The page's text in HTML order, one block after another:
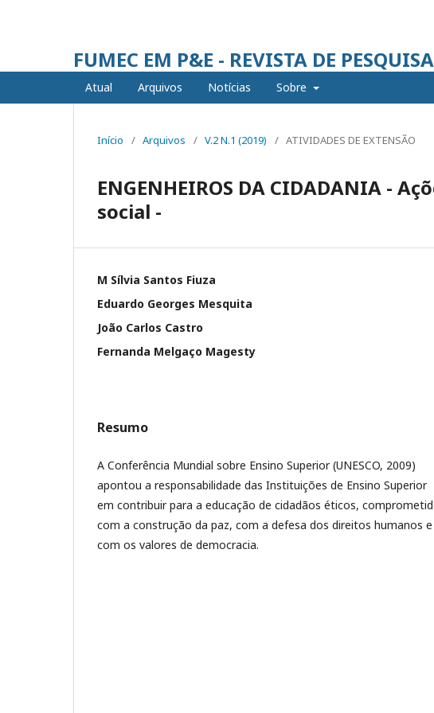
FUMEC EM P&E - REVISTA DE
Atual Arquivos Notícias Sobre
Início / Arquivos / V.2 N.1 (2019) / ATIVIDADES DE EXTENSÃO
ENGENHEIROS DA CIDADANIA -
social -
M Sílvia Santos Fiuza
Eduardo Georges Mesquita
João Carlos Castro
Fernanda Melgaço Magesty
Resumo
A Conferência Mundial sobre Ensino Superior (UNESCO, 2009)
apontou a responsabilidade das Instituições de Ensino Superior
em contribuir para a educação de cidadãos éticos,
com a construção da paz, com a defesa dos direitos humanos e
com os valores de democracia.